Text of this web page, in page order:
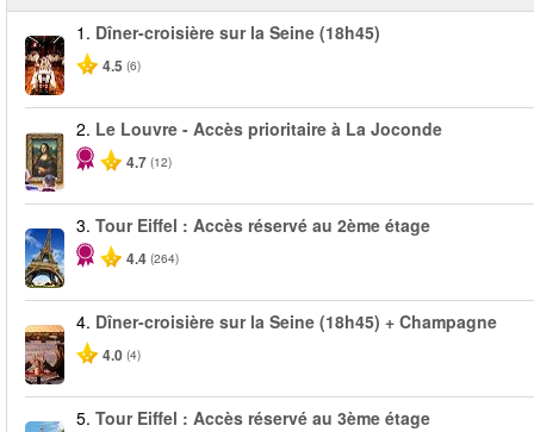
1. Dîner-croisière sur la Seine (18h45)
4.5 (6)
2. Le Louvre - Accès prioritaire à La Joconde
4.7 (12)
3. Tour Eiffel : Accès réservé au 2ème étage
4.4 (264)
4. Dîner-croisière sur la Seine (18h45) + Champagne
4.0 (4)
5. Tour Eiffel : Accès réservé au 3ème étage